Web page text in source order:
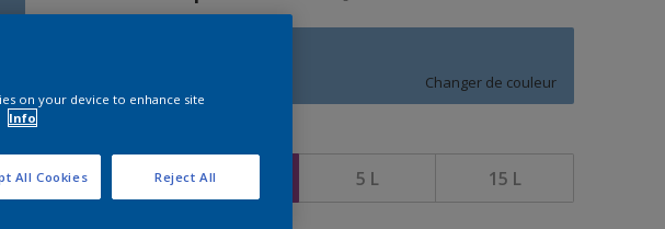
Changer de couleur
5 L 15 L
on your device to enhance site
Info
Reject All
All Cookies